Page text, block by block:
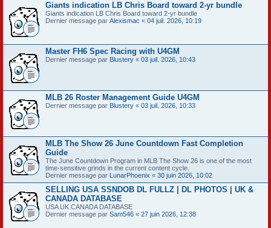
Giants indication LB Chris Board toward 2-yr bundle
Giants indication LB Chris Board toward 2-yr bundle
Dernier message par Alexismac « 04 juil. 2026, 10:19
Master FH6 Spec Racing with U4GM
Dernier message par Blustery « 03 juil. 2026, 10:43
MLB 26 Roster Management Guide U4GM
Dernier message par Blustery « 03 juil. 2026, 10:33
MLB The Show 26 June Countdown Fast Completion
Guide
The June Countdown Program in MLB The Show 26 is one of the most
time-sensitive grinds in the current content cycle.
Dernier message par LunarPhoenix « 30 juin 2026, 10:02
SELLING USA SSNDOB DL FULLZ | DL PHOTOS | UK &
CANADA DATABASE
USA UK CANADA DATABASE
Dernier message par Sam546 « 27 juin 2026, 12:38